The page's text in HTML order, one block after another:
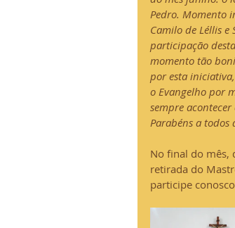
Pedro. Momento
Camilo de Léllis
participação
momento tão
por esta
o Evangelho por
sempre
Parabéns a todos
No final do mês,
retirada do
participe